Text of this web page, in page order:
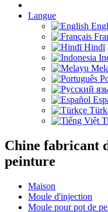
Langue
Hindī
Chine fabricant
peinture
Maison
Moule d'injection
Moule pour pot de